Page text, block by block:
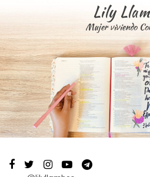
Lily
Mujer viviendo